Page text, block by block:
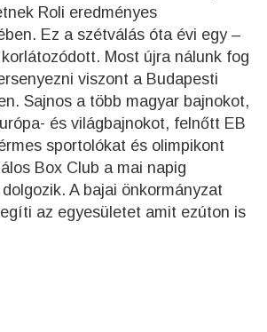
Roli eredményes
Ez a szétválás óta évi egy –
Most újra nálunk fog
viszont a Budapesti
Sajnos a több magyar bajnokot,
és világbajnokot, felnőtt EB
sportolókat és olimpikont
Box Club a mai napig
A bajai önkormányzat
az egyesületet amit ezúton is